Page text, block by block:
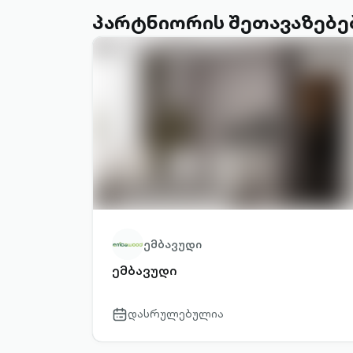
პარტნიორის
ემბავუდი
ემბავუდი
calendar-
დასრულებულია